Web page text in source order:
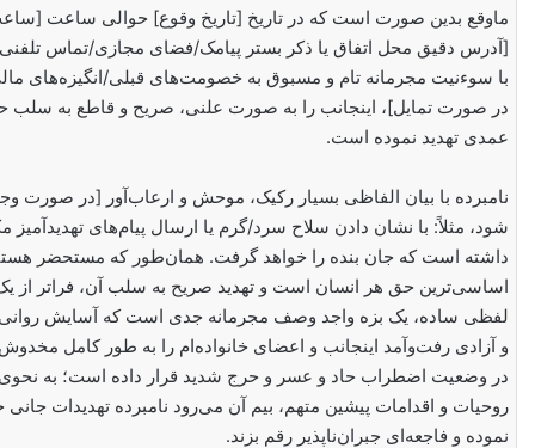
ماوقع بدین صورت است که در تاریخ [تاریخ وقوع] حوالی ساعت
[آدرس دقیق محل اتفاق یا ذکر بستر پیامک/فضای مجازی/تماس
با سوءنیت مجرمانه تام و مسبوق به خصومت‌های قبلی/انگیزه‌های
در صورت تمایل]، اینجانب را به صورت علنی، صریح و قاطع به سلب
عمدی تهدید نموده است.
نامبرده با بیان الفاظی بسیار رکیک، موحش و ارعاب‌آور [در صورت
شود، مثلاً: با نشان دادن سلاح سرد/گرم یا ارسال پیام‌های تهدیدآمیز
داشته است که جان بنده را خواهد گرفت. همان‌طور که مستحضر
اساسی‌ترین حق هر انسان است و تهدید صریح به سلب آن، فراتر از
لفظی ساده، یک بزه واجد وصف مجرمانه جدی است که آسایش
و آزادی رفت‌وآمد اینجانب و اعضای خانواده‌ام را به طور کامل
در وضعیت اضطراب حاد و عسر و حرج شدید قرار داده است؛ به نحوی
روحیات و اقدامات پیشین متهم، بیم آن می‌رود نامبرده تهدیدات
نموده و فاجعه‌ای جبران‌ناپذیر رقم بزند.